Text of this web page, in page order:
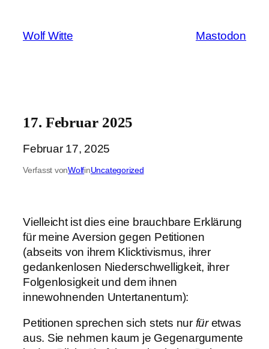
springen
Wolf Witte Mastodon
17. Februar 2025
Februar 17, 2025
Verfasst vonWolfinUncategorized
Vielleicht ist dies eine brauchbare Erklärung
für meine Aversion gegen Petitionen
(abseits von ihrem Klicktivismus, ihrer
gedankenlosen Niederschwelligkeit, ihrer
Folgenlosigkeit und dem ihnen
innewohnenden Untertanentum):
Petitionen sprechen sich stets nur füretwas
aus. Sie nehmen kaum je Gegenargumente